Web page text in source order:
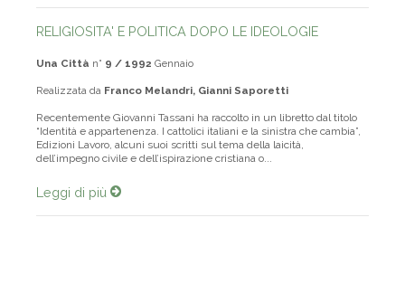
RELIGIOSITA' E POLITICA DOPO LE IDEOLOGIE
Una Città n° 9 / 1992 Gennaio
Realizzata da Franco Melandri, Gianni Saporetti
Recentemente Giovanni Tassani ha raccolto in un libretto dal titolo
“Identità e appartenenza. I cattolici italiani e la si­nistra che cambia”,
Edizioni Lavoro, alcuni suoi scritti sul tema della laicità,
dell’impegno civile e dell’ispirazione cri­stiana o...
Leggi di più